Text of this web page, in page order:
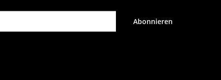
Abonnieren